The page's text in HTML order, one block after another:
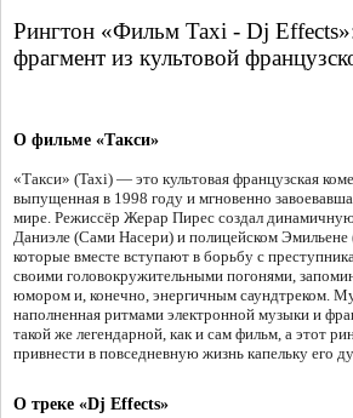
Рингтон «Фильм Taxi - Dj
фрагмент из культовой
О фильме «Такси»
«Такси» (Taxi) — это культовая французская
выпущенная в 1998 году и мгновенно
мире. Режиссёр Жерар Пирес создал
Даниэле (Сами Насери) и полицейском
которые вместе вступают в борьбу с
своими головокружительными погонями,
юмором и, конечно, энергичным саундтреком.
наполненная ритмами электронной музыки и
такой же легендарной, как и сам фильм, а этот
привнести в повседневную жизнь капельку его
О треке «Dj Effects»